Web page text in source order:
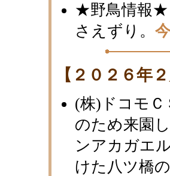
★野鳥情報★
さえずり。
【２０２６年
(株)ドコモ
のため来園
ンアカガエ
けた八ツ橋